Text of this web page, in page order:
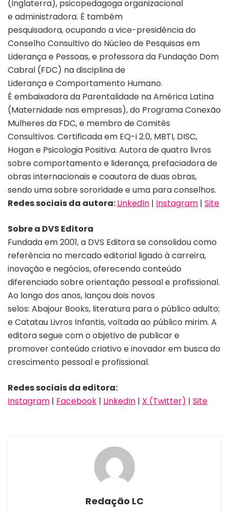
(Inglaterra), psicopedagoga organizacional
e administradora. É também
pesquisadora,ocupando a vice-presidência do
Conselho Consultivo do Núcleo de Pesquisas em
Liderança e Pessoas,e professora da Fundação Dom
Cabral (FDC) na disciplina de
Liderança e Comportamento Humano.
É embaixadora da Parentalidade na América Latina
(Maternidade nas empresas), do Programa Conexão
Mulheres da FDC, e membro de Comitês
Consultivos. Certificada em EQ-i 2.0, MBTI, DISC,
Hogan e Psicologia Positiva. Autora de quatro livros
sobre comportamento e liderança, prefaciadora de
obras internacionais e coautora de duas obras,
sendo uma sobre sororidade e uma para conselhos.
Redes sociais da autora:LinkedIn | Instagram | Site
Sobre a DVS Editora
Fundada em 2001, a DVS Editora se consolidou como
referência no mercado editorial ligado à carreira,
inovação e negócios, oferecendo conteúdo
diferenciado sobre orientação pessoal e profissional.
Ao longo dos anos, lançou dois novos
selos: Abajour Books, literatura para o público adulto;
e Catatau Livros Infantis, voltada ao público mirim. A
editora segue com o objetivo de publicar e
promover conteúdo criativo e inovador em busca do
crescimento pessoal e profissional.
Redes sociais da editora:
Instagram | Facebook | LinkedIn | X (Twitter) | Site
Redação LC